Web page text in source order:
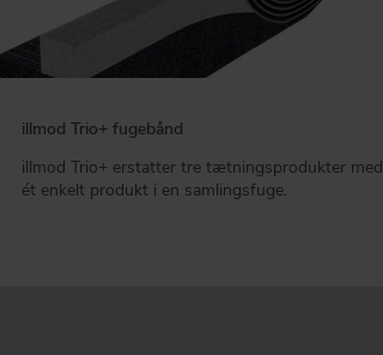
illmod Trio+ fugebånd
illmod Trio+ erstatter tre tætningsprodukter med
ét enkelt produkt i en samlingsfuge.